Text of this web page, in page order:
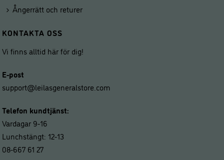
Ångerrätt och returer
KONTAKTA OSS
Vi finns alltid här för dig!
E-post
support@leilasgeneralstore.com
Telefon kundtjänst:
Vardagar 9-16
Lunchstängt: 12-13
08-667 61 27